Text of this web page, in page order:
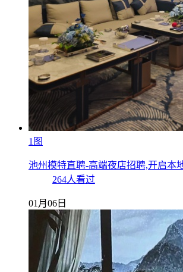
1图
池州模特直聘-高端夜店招聘,开启本
264人看过
01月06日